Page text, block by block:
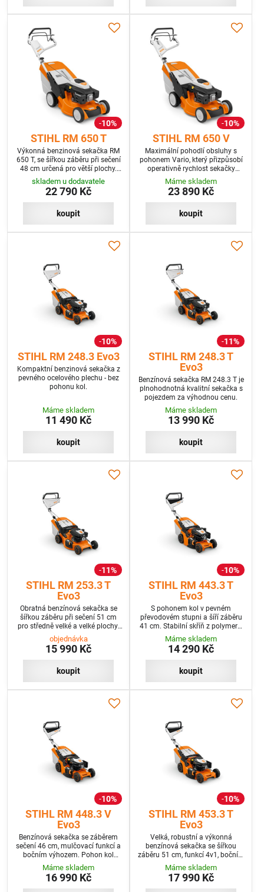
10%
STIHL RM 650 T
Výkonná benzinová sekačka RM
650 T, se šířkou záběru při sečení
48 cm určená pro větší plochy.
Komfortní pohodlí a odolnost v
pohonu s 1 rychlostí
skladem u dodavatele
22 790 Kč
koupit
10%
STIHL RM 650 V
Maximální pohodlí obsluhy s
pohonem Vario, který přizpůsobí
operativně rychlost sekačky
okamžitým požadavkům a
potřebám.
Máme skladem
23 890 Kč
koupit
10%
STIHL RM 248.3 Evo3
Kompaktní benzinová sekačka z
pevného ocelového plechu - bez
pohonu kol.
Máme skladem
11 490 Kč
koupit
11%
STIHL RM 248.3 T
Evo3
Benzínová sekačka RM 248.3 T je
plnohodnotná kvalitní sekačka s
pojezdem za výhodnou cenu.
Máme skladem
13 990 Kč
koupit
11%
STIHL RM 253.3 T
Evo3
Obratná benzínová sekačka se
šířkou záběru při sečení 51 cm
pro středně velké a velké plochy.
Centrální nastavení výšky sečení,
sklopné držadlo a 1 stupňový
pohon kol pro pohodlnou práci.
objednávka
15 990 Kč
koupit
10%
STIHL RM 443.3 T
Evo3
S pohonem kol v pevném
převodovém stupni a šíří záběru
41 cm. Stabilní skříň z polymeru,
centrální nastavení výšky sečení,
mulčovací funkcí a bočním
výhozem.
Máme skladem
14 290 Kč
koupit
10%
STIHL RM 448.3 V
Evo3
Benzínová sekačka se záběrem
sečení 46 cm, mulčovací funkcí a
bočním výhozem. Pohon kol
Vario, plynule nastavitelný.
Máme skladem
16 990 Kč
10%
STIHL RM 453.3 T
Evo3
Velká, robustní a výkonná
benzínová sekačka se šířkou
záběru 51 cm, funkcí 4v1, bočním
vyhazováním i mulčovací
klapkou a multi-nožem pro
středně velké travnaté plochy s
Máme skladem
17 990 Kč